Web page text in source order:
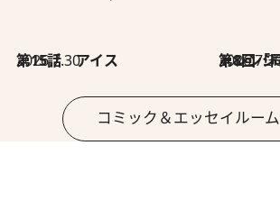
2026.7.30
第15話 アイス 第8回「同人誌即売会
コミック＆エッセイルー